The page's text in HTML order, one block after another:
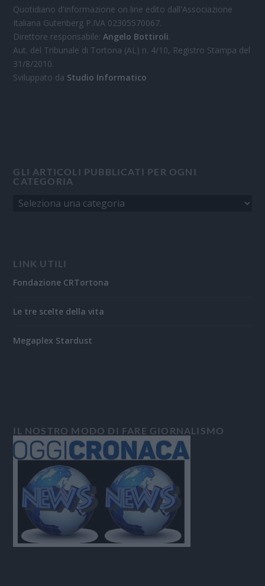
Quotidiano d'informazione on line edito dall'Associazione
Italiana Gutenberg P.IVA 02305570067.
Direttore responsabile:Angelo Bottiroli.
Aut. del Tribunale di Tortona (AL) n. 4/10, Registro Stampa del
31/8/2010.
Sviluppato da Studio Informatico
GLI ARTICOLI PUBBLICATI PER OGNI
CATEGORIA
LINK UTILI
Fondazione CRTortona
Le tre scelte della vita
Megaplex Stardust
IL NOSTRO MODO DI FARE GIORNALISMO